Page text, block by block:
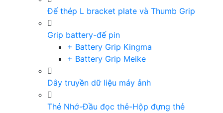
Đế thép L bracket plate và Thumb Grip
Grip battery-đế pin
+ Battery Grip Kingma
+ Battery Grip Meike
Dây truyền dữ liệu máy ảnh
Thẻ Nhớ-Đầu đọc thẻ-Hộp đựng thẻ